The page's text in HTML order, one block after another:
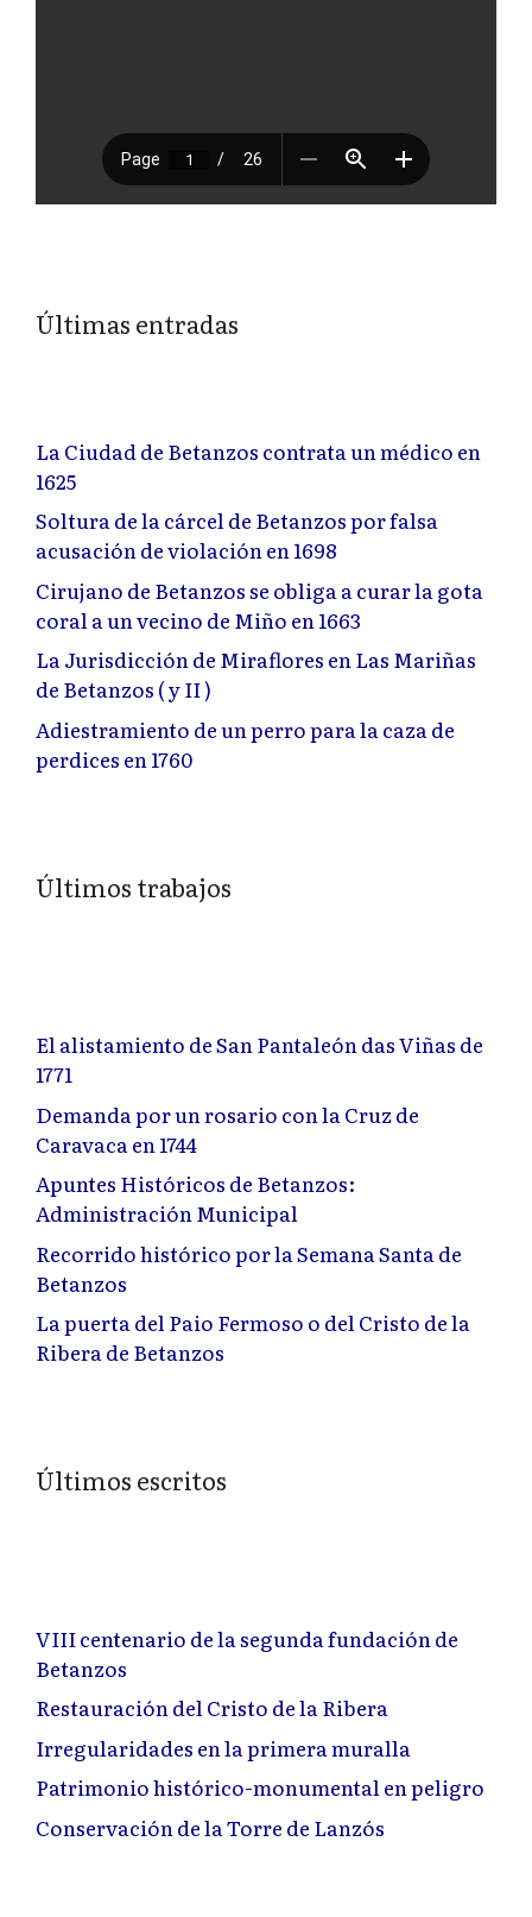
Últimas entradas
La Ciudad de Betanzos contrata un médico en
1625
Soltura de la cárcel de Betanzos por falsa
acusación de violación en 1698
Cirujano de Betanzos se obliga a curar la gota
coral a un vecino de Miño en 1663
La Jurisdicción de Miraflores en Las Mariñas
de Betanzos ( y II )
Adiestramiento de un perro para la caza de
perdices en 1760
Últimos trabajos
El alistamiento de San Pantaleón das Viñas de
1771
Demanda por un rosario con la Cruz de
Caravaca en 1744
Apuntes Históricos de Betanzos:
Administración Municipal
Recorrido histórico por la Semana Santa de
Betanzos
La puerta del Paio Fermoso o del Cristo de la
Ribera de Betanzos
Últimos escritos
VIII centenario de la segunda fundación de
Betanzos
Restauración del Cristo de la Ribera
Irregularidades en la primera muralla
Patrimonio histórico-monumental en peligro
Conservación de la Torre de Lanzós